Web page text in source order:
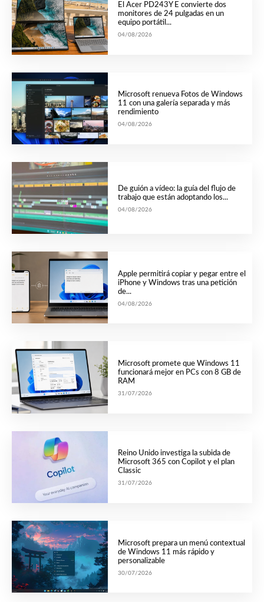
El Acer PD243Y E convierte dos
monitores de 24 pulgadas en un
equipo portátil...
04/08/2026
Microsoft renueva Fotos de Windows
11 con una galería separada y más
rendimiento
04/08/2026
De guión a vídeo: la guía del flujo de
trabajo que están adoptando los...
04/08/2026
Apple permitirá copiar y pegar entre el
iPhone y Windows tras una petición
de...
04/08/2026
Microsoft promete que Windows 11
funcionará mejor en PCs con 8 GB de
RAM
31/07/2026
Reino Unido investiga la subida de
Microsoft 365 con Copilot y el plan
Classic
31/07/2026
Microsoft prepara un menú contextual
de Windows 11 más rápido y
personalizable
30/07/2026